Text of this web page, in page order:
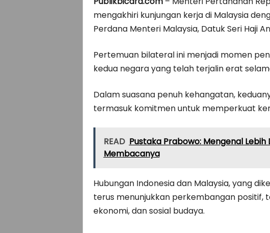
mengakhiri kunjungan kerja di Malaysia
Perdana Menteri Malaysia, Datuk Seri Haji
Pertemuan bilateral ini menjadi momen
kedua negara yang telah terjalin erat
Dalam suasana penuh kehangatan,
termasuk komitmen untuk memperkuat
READ Pustaka Prabowo: Mengenal
Membacanya
Hubungan Indonesia dan Malaysia, yang
terus menunjukkan perkembangan
ekonomi, dan sosial budaya.